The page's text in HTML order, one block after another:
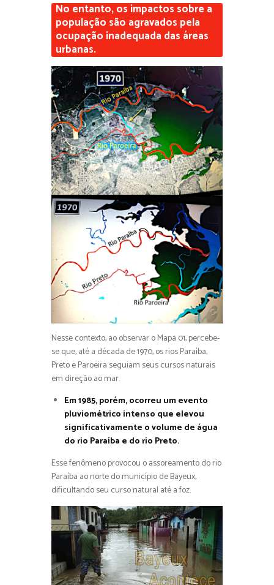
No entanto, os impactos sobre a
população são agravados pela
ocupação inadequada das áreas
urbanas.
Nesse contexto, ao observar o Mapa 01, percebe-
se que, até a década de 1970, os rios Paraíba,
Preto e Paroeira seguiam seus cursos naturais
em direção ao mar.
Em 1985, porém, ocorreu um evento
pluviométrico intenso que elevou
significativamente o volume de água
do rio Paraíba e do rio Preto.
Esse fenômeno provocou o assoreamento do rio
Paraíba ao norte do município de Bayeux,
dificultando seu curso natural até a foz.